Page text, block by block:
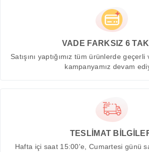
VADE FARKSIZ 6
Satışını yaptığımız tüm ürünlerde
kampanyamız devam
TESLİMAT
Hafta içi saat 15:00'e, Cumartesi günü